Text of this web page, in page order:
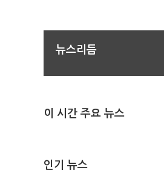
뉴스리듬
이 시간 주요 뉴스
인기 뉴스